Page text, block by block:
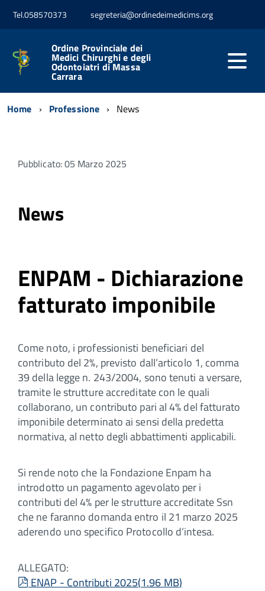
Tel.058570373 segreteria@ordinedeimedicims.org
Ordine Provinciale dei
Medici Chirurghi e degli
Odontoiatri di Massa
Carrara
Home Professione News
Pubblicato: 05 Marzo 2025
News
ENPAM - Dichiarazione
fatturato imponibile
Come noto, i professionisti beneficiari del
contributo del 2%, previsto dall’articolo 1, comma
39 della legge n. 243/2004, sono tenuti a versare,
tramite le strutture accreditate con le quali
collaborano, un contributo pari al 4% del fatturato
imponibile determinato ai sensi della predetta
normativa, al netto degli abbattimenti applicabili.
Si rende noto che la Fondazione Enpam ha
introdotto un pagamento agevolato per i
contributi del 4% per le strutture accreditate Ssn
che ne faranno domanda entro il 21 marzo 2025
aderendo uno specifico Protocollo d’intesa.
ALLEGATO:
pdf
ENAP - Contributi 2025(1.96 MB)